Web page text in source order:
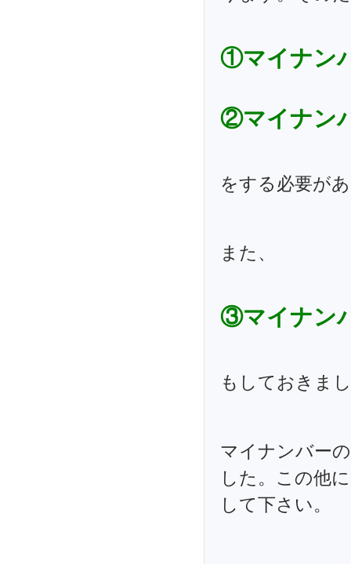
①マイナン
②マイナン
をする必要が
また、
③マイナン
もしておきま
マイナンバー
した。この他
して下さい。